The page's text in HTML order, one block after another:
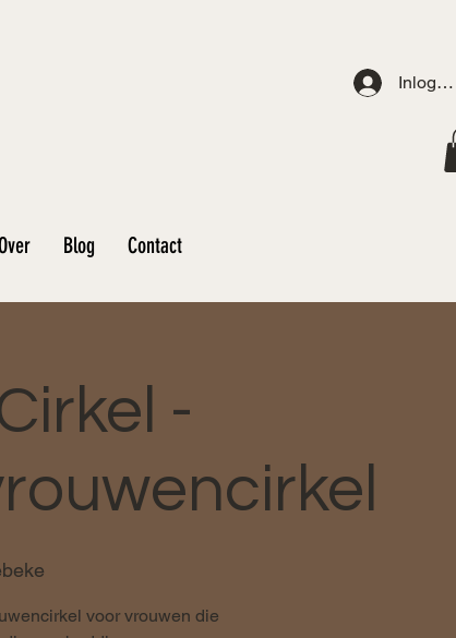
Inloggen
Blog Contact
-
voor vrouwen die